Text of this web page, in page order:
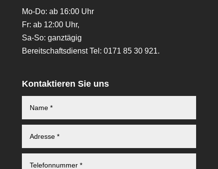
Mo-Do: ab 16:00 Uhr
Fr: ab 12:00 Uhr,
Sa-So: ganztägig
Bereitschaftsdienst Tel: 0171 85 30 921.
Kontaktieren Sie uns